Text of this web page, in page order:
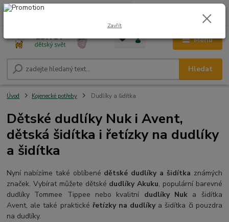
Menu
Hledat
+420 604 278 943 0,00 Kč
Úvod Kojenecké potřeby Dudlíky a šidítka
Dětské dudlíky Nuk i Avent,
dětská šidítka i řetízky na dudlíky
a šidítka
Nyní nabízíme také oblíbené dětské dudlíky a šidítka známých
značek. Vybírat můžete dětské dudlíky Akuku, populární barevné
dudlíky Tommee Tippee nebo kvalitní dudlíky Nuk a šidítka
Avent, ale také praktické řetízky na dudlíkya šidítka či pouzdra
na dudlíky.
Zavřít